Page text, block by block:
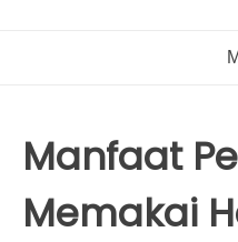
Manfaat
Memakai